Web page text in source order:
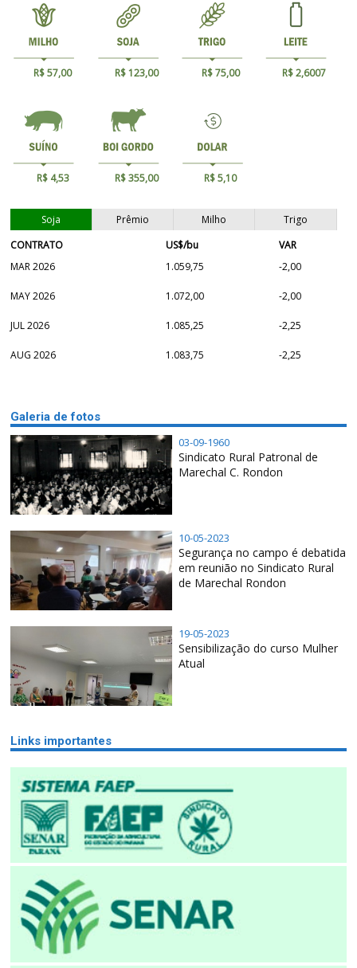
R$ 57,00 R$ 123,00 R$ 75,00 R$ 2,6007
R$ 4,53 R$ 355,00 R$ 5,10
Soja Prêmio Milho
Trigo
CONTRATO
US$/bu
VAR
MAR 2026
1.059,75 -2,00
MAY 2026 1.072,00 -2,00
JUL 2026 1.085,25 -2,25
AUG 2026 1.083,75 -2,25
Galeria de fotos
03-09-1960
Sindicato Rural Patronal de
Marechal C. Rondon
10-05-2023
Segurança no campo é debatida
em reunião no Sindicato Rural
de Marechal Rondon
19-05-2023
Sensibilização do curso Mulher
Atual
Links importantes